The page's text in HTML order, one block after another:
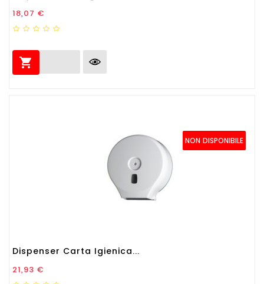
Prezzo
18,07 €

NON DISPONIBILE
Dispenser Carta Igienica...
Prezzo
21,93 €